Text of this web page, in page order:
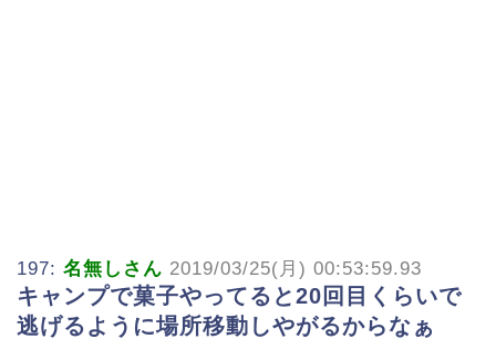
197: 名無しさん 2019/03/25(月) 00:53:59.93
キャンプで菓子やってると20回目くらいで
逃げるように場所移動しやがるからなぁ